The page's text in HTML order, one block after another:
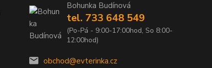
Bohunka Budínová
tel. 733 648 549
(Po-Pá - 9:00-17:00hod, So 8:00-
12:00hod)
obchod@evterinka.cz